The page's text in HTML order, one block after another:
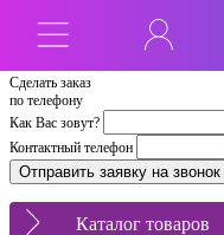
Сделать заказ
по телефону
Как Вас зовут?
Контактный телефон
Каталог товаров